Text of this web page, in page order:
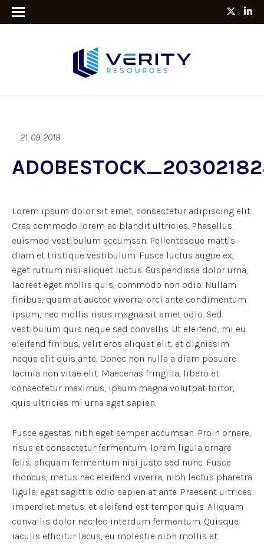
21. 09. 2018
Lorem ipsum dolor sit amet, consectetur adipiscing elit.
Cras commodo lorem ac blandit ultricies. Phasellus
euismod vestibulum accumsan. Pellentesque mattis
diam et tristique vestibulum. Fusce luctus augue ex,
eget rutrum nisi aliquet luctus. Suspendisse dolor urna,
laoreet eget mollis quis, commodo non odio. Nullam
finibus, quam at auctor viverra, orci ante condimentum
ipsum, nec mollis risus magna sit amet odio. Sed
vestibulum quis neque sed convallis. Ut eleifend, mi eu
eleifend finibus, velit eros aliquet elit, et dignissim
neque elit quis ante. Donec non nulla a diam posuere
lacinia non vitae elit. Maecenas fringilla, libero et
consectetur maximus, ipsum magna volutpat tortor,
quis ultricies mi urna eget sapien.
Fusce egestas nibh eget semper accumsan. Proin ornare,
risus et consectetur fermentum, lorem ligula ornare
felis, aliquam fermentum nisi justo sed nunc. Fusce
rhoncus, metus nec eleifend viverra, nibh lectus pharetra
ligula, eget sagittis odio sapien at ante. Praesent ultrices
imperdiet metus, et eleifend est tempor quis. Aliquam
convallis dolor nec leo interdum fermentum. Quisque
iaculis efficitur lacus, eu molestie nibh mollis at.